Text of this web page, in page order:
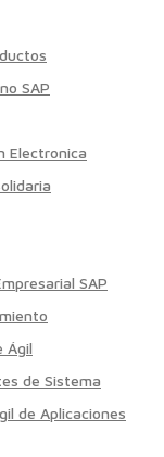
SAP
Electronica
SAP
Ágil
de Sistema
de Aplicaciones